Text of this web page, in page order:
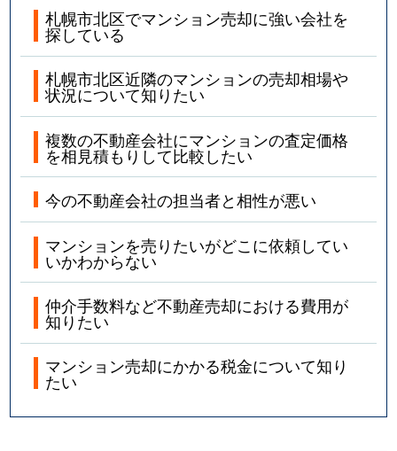
札幌市北区でマンション売却に強い会社を
探している
札幌市北区近隣のマンションの売却相場や
状況について知りたい
複数の不動産会社にマンションの査定価格
を相見積もりして比較したい
今の不動産会社の担当者と相性が悪い
マンションを売りたいがどこに依頼してい
いかわからない
仲介手数料など不動産売却における費用が
知りたい
マンション売却にかかる税金について知り
たい